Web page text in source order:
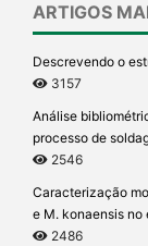
ARTIGOS
Descrevendo o
3157
Análise
processo de
2546
Caracterização
e M. konaensis no
2486